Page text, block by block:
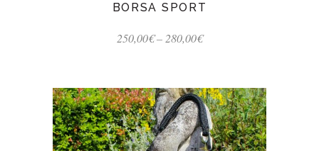
BORSA SPORT
250,00€– 280,00€